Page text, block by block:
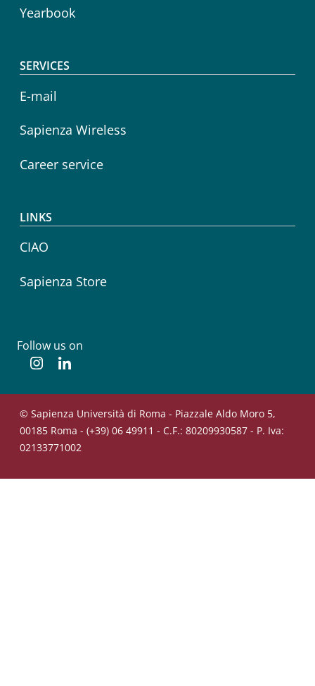
Yearbook
SERVICES
E-mail
Sapienza Wireless
Career service
LINKS
CIAO
Sapienza Store
Follow us on
Instagram
© Sapienza Università di Roma - Piazzale Aldo Moro 5,
00185 Roma - (+39) 06 49911 - C.F.: 80209930587 - P. Iva:
02133771002